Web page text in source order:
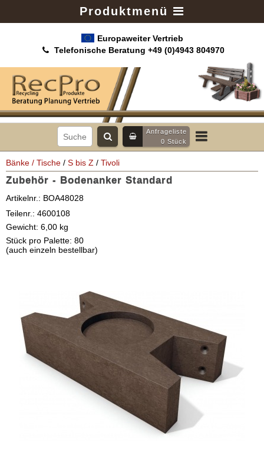
Europaweiter Vertrieb
Telefonische Beratung +49 (0)4943 804970
Anfrageliste
0 Stück
Bänke / Tische / S bis Z / Tivoli
Zubehör - Bodenanker Standard
Artikelnr.: BOA48028
Teilenr.: 4600108
Gewicht: 6,00 kg
Stück pro Palette: 80
(auch einzeln bestellbar)
Produktmenü